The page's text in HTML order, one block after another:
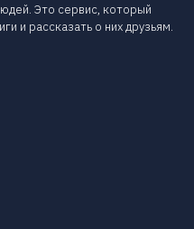
Это сервис, который
и рассказать о них друзьям.